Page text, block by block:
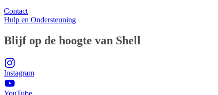
Contact
Hulp en Ondersteuning
Blijf op de hoogte van Shell
Instagram
YouTube